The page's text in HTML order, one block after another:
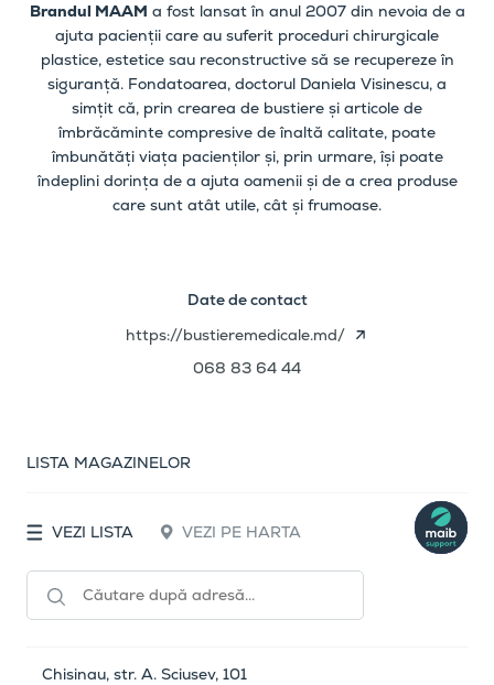
Brandul MAAM a fost lansat în anul 2007 din nevoia de a
ajuta pacienții care au suferit proceduri chirurgicale
plastice, estetice sau reconstructive să se recupereze în
siguranță. Fondatoarea, doctorul Daniela Visinescu, a
simțit că, prin crearea de bustiere și articole de
îmbrăcăminte compresive de înaltă calitate, poate
îmbunătăți viața pacienților și, prin urmare, își poate
îndeplini dorința de a ajuta oamenii și de a crea produse
care sunt atât utile, cât și frumoase.
Date de contact
https://bustieremedicale.md/
068 83 64 44
LISTA MAGAZINELOR
VEZI LISTA VEZI PE HARTA
Chisinau, str. A. Sciusev, 101